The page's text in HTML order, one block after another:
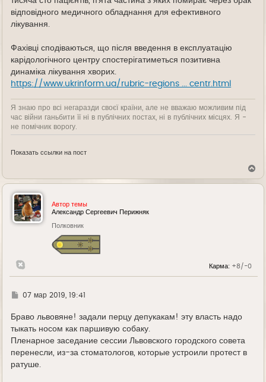
відповідного медичного обладнання для ефективного
лікування.
Фахівці сподіваються, що після введення в експлуатацію
карідологічного центру спостерігатиметься позитивна
динаміка лікування хворих.
https://www.ukrinform.ua/rubric-regions ... centr.html
Я знаю про всі негаразди своєї країни, але не вважаю можливим під
час війни ганьбити її ні в публічних постах, ні в публічних місцях. Я -
не помічник ворогу.
Показать ссылки на пост
р
а
Автор темы
Александр Сергеевич Перижняк
Полковник
Карма: +8/-0
Г07 мар 2019, 19:41
Браво львовяне! задали перцу депукакам! эту власть надо
тыкать носом как паршивую собаку.
Пленарное заседание сессии Львовского городского совета
перенесли, из-за стоматологов, которые устроили протест в
ратуше.